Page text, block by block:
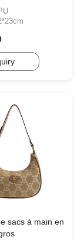
sacs à main en